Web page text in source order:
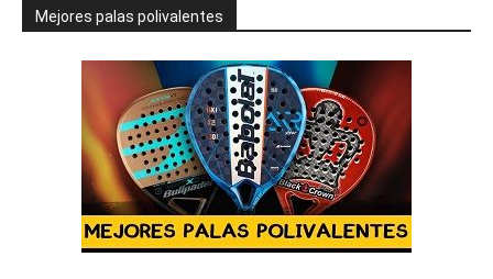
Mejores palas polivalentes